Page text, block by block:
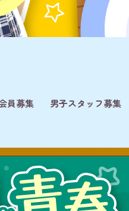
員募集 男子スタッフ募集